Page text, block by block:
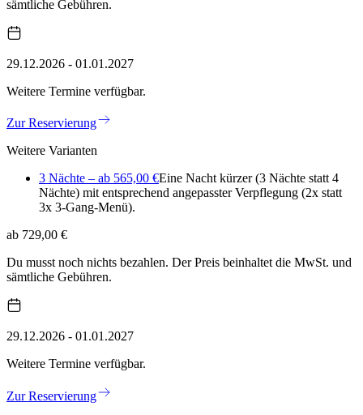
sämtliche Gebühren.
29.12.2026 - 01.01.2027
Weitere Termine verfügbar.
Zur Reservierung
Weitere Varianten
3 Nächte – ab 565,00 €Eine Nacht kürzer (3 Nächte statt 4
Nächte) mit entsprechend angepasster Verpflegung (2x statt
3x 3-Gang-Menü).
ab 729,00 €
Du musst noch nichts bezahlen. Der Preis beinhaltet die MwSt. und
sämtliche Gebühren.
29.12.2026 - 01.01.2027
Weitere Termine verfügbar.
Zur Reservierung